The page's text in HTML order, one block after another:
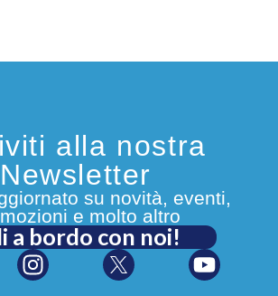
alla nostra
Newsletter
su novità, eventi,
e molto altro
a bordo con noi!